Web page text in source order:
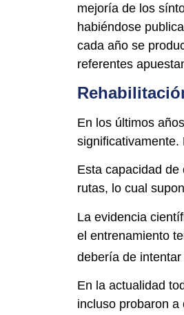
mejoría de los
habiéndose
cada año se
referentes
En los últimos
significativamente.
Esta capacidad
rutas, lo cual
La evidencia
el entrenamiento
debería de
En la actualidad
incluso probaron